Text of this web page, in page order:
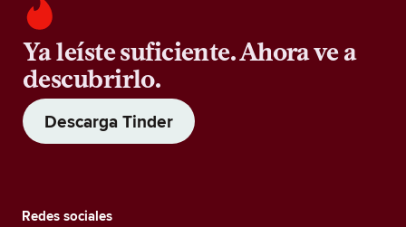
Ya leíste suficiente. Ahora ve a
descubrirlo.
Descarga Tinder
Redes sociales